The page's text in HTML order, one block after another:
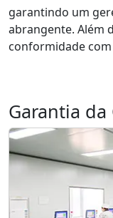
garantindo um
abrangente. Além
conformidade com
Garantia